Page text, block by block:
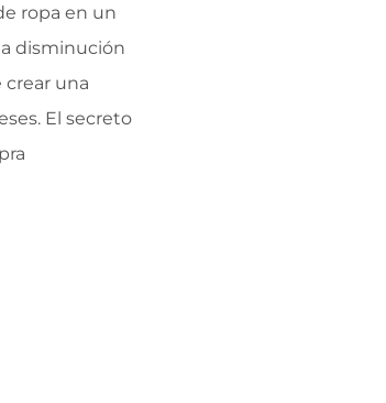
ropa en un
disminución
crear una
El secreto